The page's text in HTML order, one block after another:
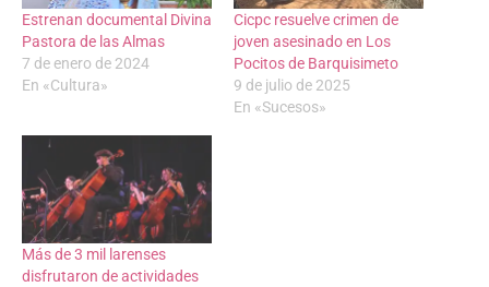
Estrenan documental Divina
Pastora de las Almas
7 de enero de 2024
En «Cultura»
Cicpc resuelve crimen de
joven asesinado en Los
Pocitos de Barquisimeto
9 de julio de 2025
En «Sucesos»
Más de 3 mil larenses
disfrutaron de actividades